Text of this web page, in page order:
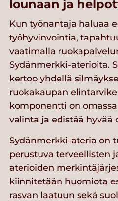
lounaan ja
Kun työnantaja haluaa
työhyvinvointia,
vaatimalla
Sydänmerkki-aterioita.
kertoo yhdellä
ruokakaupan elintarvike
komponentti on
valinta ja edistää hyvää
Sydänmerkki-ateria on
perustuva terveellisten
aterioiden
kiinnitetään huomiota
rasvan laatuun sekä